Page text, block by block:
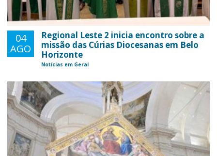
04
AGO
Regional Leste 2 inicia encontro sobre a
missão das Cúrias Diocesanas em Belo
Horizonte
Notícias em Geral